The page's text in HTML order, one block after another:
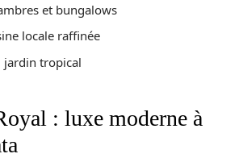
et bungalows
locale raffinée
jardin tropical
: luxe moderne à